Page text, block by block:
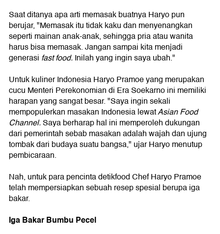
Saat ditanya apa arti memasak buatnya Haryo pun
berujar, "Memasak itu tidak kaku dan menyenangkan
seperti mainan anak-anak, sehingga pria atau wanita
harus bisa memasak. Jangan sampai kita menjadi
generasi fast food.Inilah yang ingin saya ubah."
Untuk kuliner Indonesia Haryo Pramoe yang merupakan
cucu Menteri Perekonomian di Era Soekarno ini memiliki
harapan yang sangat besar. "Saya ingin sekali
mempopulerkan masakan Indonesia lewatAsian Food
Channel.Saya berharap hal ini memperoleh dukungan
dari pemerintah sebab masakan adalah wajah dan ujung
tombak dari budaya suatu bangsa," ujar Haryo menutup
pembicaraan.
Nah, untuk para pencinta detikfood Chef Haryo Pramoe
telah mempersiapkan sebuah resep spesial berupa iga
bakar.
Iga Bakar Bumbu Pecel